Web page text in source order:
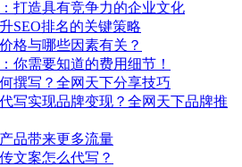
打造具有竞争力的企业文化
SEO排名的关键策略
格与哪些因素有关？
你需要知道的费用细节！
撰写？全网天下分享技巧
写实现品牌变现？全网天下品牌推
品带来更多流量
文案怎么代写？